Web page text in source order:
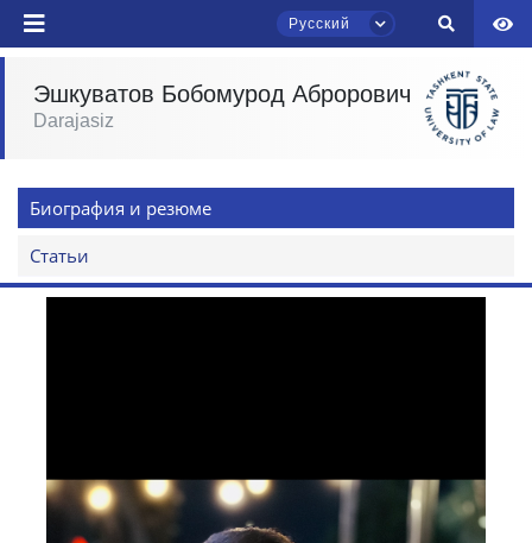
Русский
Эшкуватов Бобомурод Аброрович
Darajasiz
Биография и резюме
Статьи
Чат приёмной комиссии ТГЮУ
Здравствуйте! Добро пожаловать в чат
Оставляйте здесь свои обращения по
3. Собеседование (бакалавр) (8)